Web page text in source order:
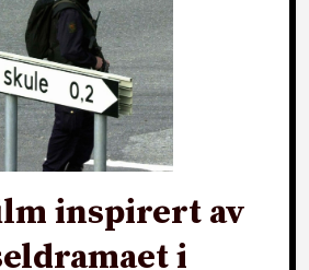
inspirert av
i